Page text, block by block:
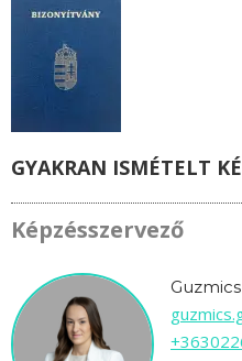
GYAKRAN ISMÉTELT
Képzésszervező